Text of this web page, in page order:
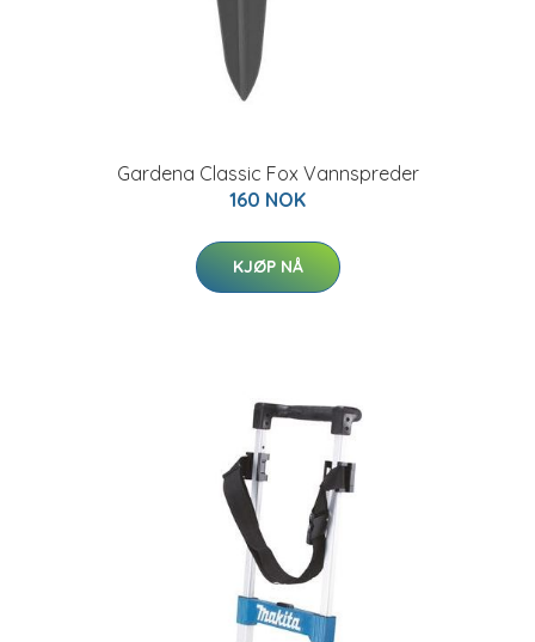
Gardena Classic Fox Vannspreder
160 NOK
KJØP NÅ